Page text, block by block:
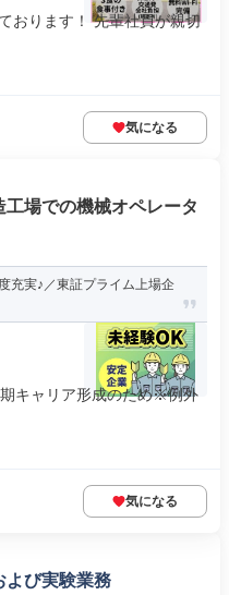
おります！ 先輩社員が親切
気になる
工場での機械オペレータ
充実♪／東証プライム上場企
キャリア形成のため※例外
気になる
よび実験業務